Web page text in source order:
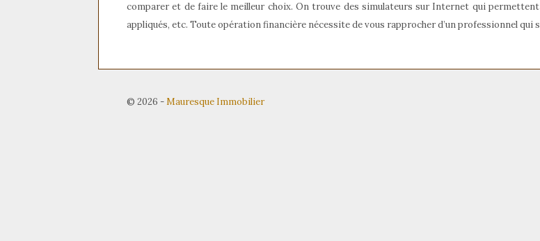
comparer et de faire le meilleur choix. On trouve des simulateurs sur Internet qui permettent
appliqués, etc. Toute opération financière nécessite de vous rapprocher d’un professionnel qui
© 2026 -Mauresque Immobilier